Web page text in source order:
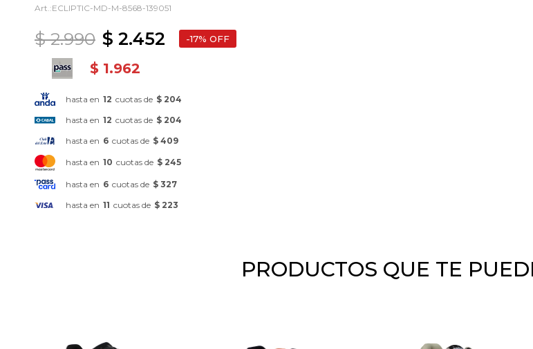
ECLIPTIC-MD-M-8568-139051
$ 2.452
$ 2.990 17
$ 1.962
hasta en 12 cuotas de $ 204
hasta en 12 cuotas de $ 204
hasta en 6 cuotas de $ 409
hasta en 10 cuotas de $ 245
hasta en 6 cuotas de $ 327
hasta en 11 cuotas de $ 223
PRODUCTOS QUE TE